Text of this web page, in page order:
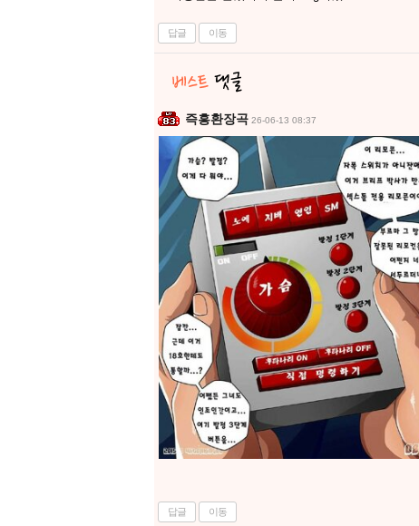
답글 이동
즉흥환장곡 26-06-13 08:37
답글 이동